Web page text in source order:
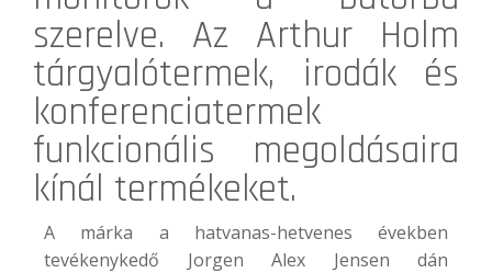
szerelve. Az Arthur Holm
tárgyalótermek, irodák és
konferenciatermek
funkcionális megoldásaira
kínál termékeket.
A márka a hatvanas-hetvenes években
tevékenykedő Jorgen Alex Jensen dán